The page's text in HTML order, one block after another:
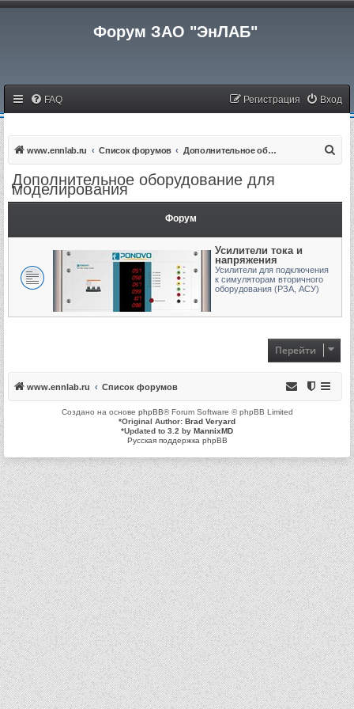
Форум ЗАО "ЭнЛАБ"
FAQ Вход
Регистрация
www.ennlab.ru Список форумов Дополнительное оборудование для моделирования
с
Дополнительное оборудование для
моделирования
Форум
Усилители тока и
напряжения
Усилители для подключения
к симуляторам вторичного
оборудования (РЗА, АСУ)
Перейти
www.ennlab.ru Список форумов
Создано на основе phpBB® Forum Software © phpBB Limited
*Original Author: Brad Veryard
*Updated to 3.2 by MannixMD
Русская поддержка phpBB